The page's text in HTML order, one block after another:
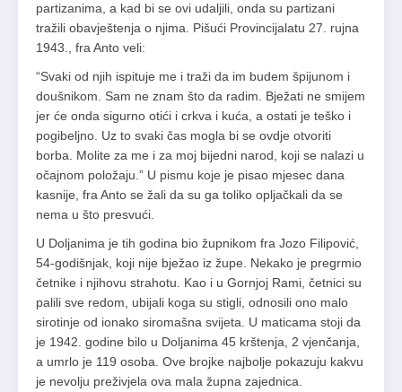
partizanima, a kad bi se ovi udaljili, onda su partizani
tražili obavještenja o njima. Pišući Provincijalatu 27. rujna
1943., fra Anto veli:
“Svaki od njih ispituje me i traži da im budem špijunom i
doušnikom. Sam ne znam što da radim. Bježati ne smijem
jer će onda sigurno otići i crkva i kuća, a ostati je teško i
pogibeljno. Uz to svaki čas mogla bi se ovdje otvoriti
borba. Molite za me i za moj bijedni narod, koji se nalazi u
očajnom položaju.” U pismu koje je pisao mjesec dana
kasnije, fra Anto se žali da su ga toliko opljačkali da se
nema u što presvući.
U Doljanima je tih godina bio župnikom fra Jozo Filipović,
54­‑godišnjak, koji nije bježao iz župe. Nekako je pregrmio
četnike i njihovu strahotu. Kao i u Gornjoj Rami, četnici su
palili sve redom, ubijali koga su stigli, odnosili ono malo
sirotinje od ionako siromašna svijeta. U maticama stoji da
je 1942. godine bilo u Doljanima 45 krštenja, 2 vjenčanja,
a umrlo je 119 osoba. Ove brojke najbolje pokazuju kakvu
je nevolju preživjela ova mala župna zajednica.